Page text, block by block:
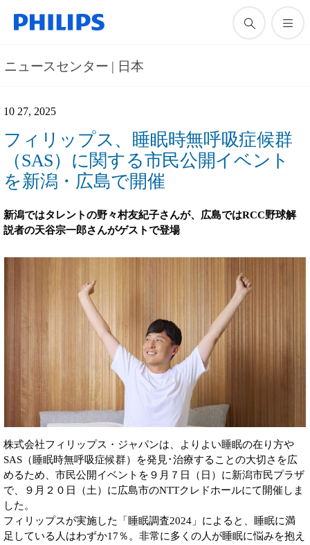
ニュースセンター | 日本
10 27, 2025
フィリップス、睡眠時無呼吸症候群
（SAS）に関する市民公開イベント
を新潟・広島で開催
新潟ではタレントの野々村友紀子さんが、広島ではRCC野球解
説者の天谷宗一郎さんがゲストで登場
株式会社フィリップス・ジャパンは、よりよい睡眠の在り方や
SAS（睡眠時無呼吸症候群）を発見･治療することの大切さを広
めるため、市民公開イベントを９月７日（日）に新潟市民プラザ
で、９月２０日（土）に広島市のNTTクレドホールにて開催しま
した。
フィリップスが実施した「睡眠調査2024」によると、睡眠に満
足している人はわずか17％。非常に多くの人が睡眠に悩みを抱え